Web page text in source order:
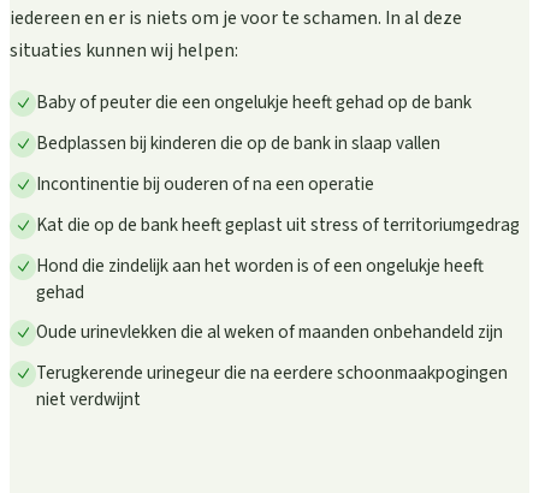
iedereen en er is niets om je voor te schamen. In al deze
situaties kunnen wij helpen:
Baby of peuter die een ongelukje heeft gehad op de bank
Bedplassen bij kinderen die op de bank in slaap vallen
Incontinentie bij ouderen of na een operatie
Kat die op de bank heeft geplast uit stress of territoriumgedrag
Hond die zindelijk aan het worden is of een ongelukje heeft
gehad
Oude urinevlekken die al weken of maanden onbehandeld zijn
Terugkerende urinegeur die na eerdere schoonmaakpogingen
niet verdwijnt